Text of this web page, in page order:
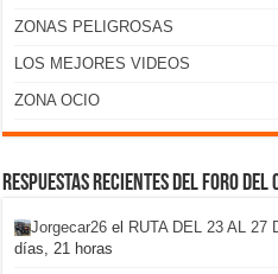
ZONAS PELIGROSAS
LOS MEJORES VIDEOS
ZONA OCIO
Respuestas recientes del foro del
Jorgecar26 el RUTA DEL 23 AL 27
días, 21 horas